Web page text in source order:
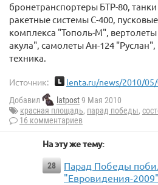
бронетранспортеры БТР-80,
ракетные системы С-400,
комплекса "Тополь-М",
акула", самолеты Ан-124 "Руслан",
техника.
Источник: lenta.ru/news/2010/05/
Добавил latpost9 Мая 2010
красная площадь, парад победы,
16 комментариев
На эту же тему:
28
Парад Победы
"Евровидения-2009"